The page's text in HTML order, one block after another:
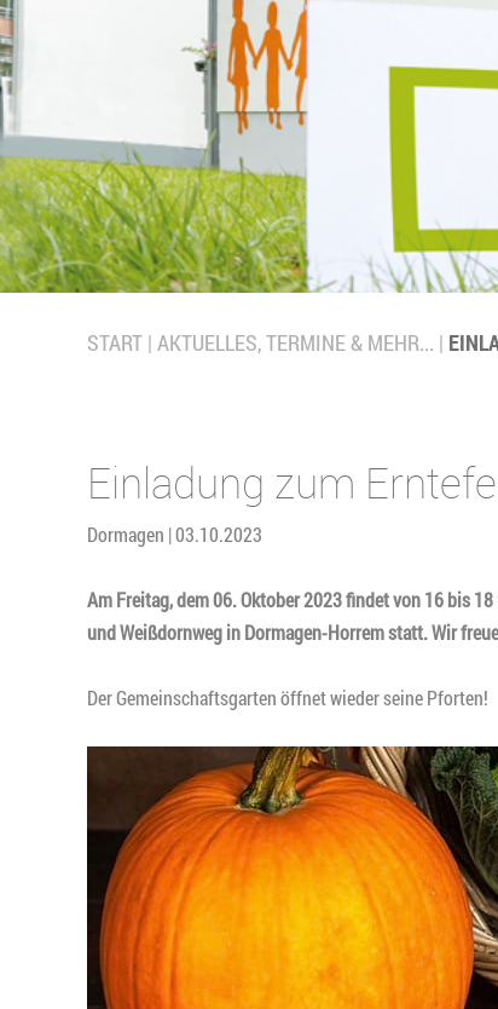
START AKTUELLES, TERMINE & MEHR...
Einladung zum
Dormagen | 03.10.2023
Am Freitag, dem 06. Oktober 2023 findet von 16 bis
und Weißdornweg in Dormagen-Horrem statt. Wir
Der Gemeinschaftsgarten öffnet wieder seine Pforten!